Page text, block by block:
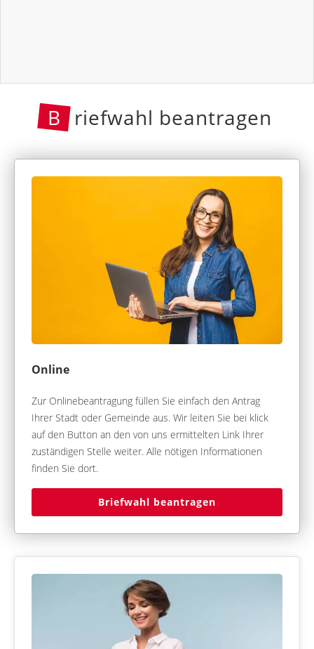
B riefwahl beantragen
Online
Zur Onlinebeantragung füllen Sie einfach den Antrag
Ihrer Stadt oder Gemeinde aus. Wir leiten Sie bei klick
auf den Button an den von uns ermittelten Link Ihrer
zuständigen Stelle weiter. Alle nötigen Informationen
finden Sie dort.
Briefwahl beantragen